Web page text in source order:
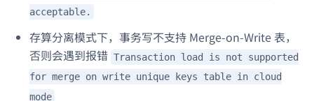
acceptable.
存算分离模式下，事务写不支持 Merge-on-Write 表，
否则会遇到报错 Transaction load is not supported
for merge on write unique keys table in cloud
mode